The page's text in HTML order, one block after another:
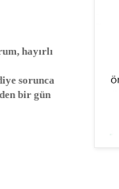
hayırlı
sorunca
bir gün